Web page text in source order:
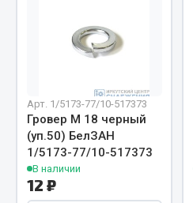
Цепи подъёмные
Весь раздел
РТИ
Арт. 1/5173-77/10-517373
Гровер М 18 черный
(уп.50) БелЗАН
1/5173-77/10-517373
В наличии
12 ₽